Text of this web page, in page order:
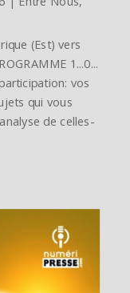
(Est) vers
1...0...
vos
qui vous
de celles-